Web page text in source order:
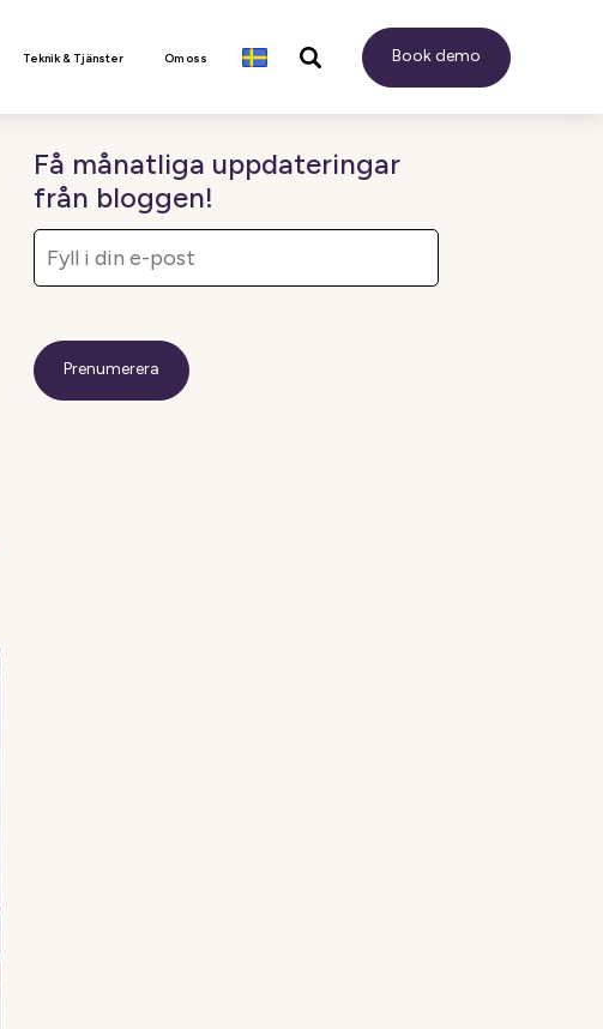
Teknik & Tjänster Om oss Book demo
Få månatliga uppdateringar
från bloggen!